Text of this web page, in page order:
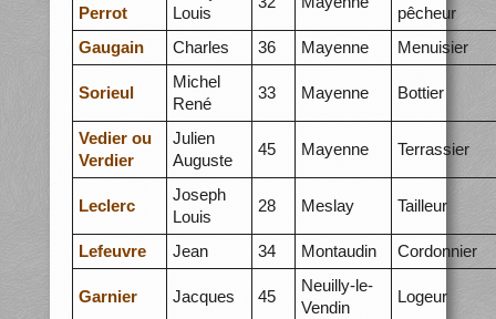
Perrot
Louis
pêcheur
Gaugain
Charles 36 Mayenne Menuisier
Sorieul
Michel
René
33 Mayenne Bottier
Vedier ou
Verdier
Julien
Auguste
45 Mayenne Terrassier
Leclerc
Joseph
Louis
28 Meslay Tailleur
Lefeuvre Jean 34 Montaudin Cordonnier
Garnier Jacques 45
Neuilly-le-
Vendin
Logeur